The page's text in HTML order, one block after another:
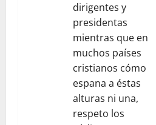
dirigentes y
presidentas
mientras que en
muchos países
cristianos cómo
espana a éstas
alturas ni una,
respeto los